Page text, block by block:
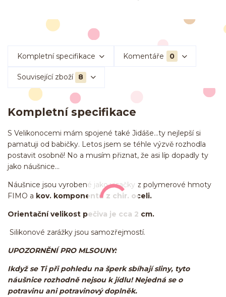
Kompletní specifikace Komentáře 0
Související zboží 8
Kompletní specifikace
S Velikonocemi mám spojené také Jidáše...ty nejlepší si
pamatuji od babičky. Letos jsem se téhle výzvě rozhodla
postavit osobně! No a musím přiznat, že asi líp dopadly ty
jako náušnice...
Náušnice jsou vyrobené jako visačky z polymerové hmoty
FIMO a kov. komponentů z chir. oceli.
Orientační velikost pečiva je cca 2 cm.
Silikonové zarážky jsou samozřejmostí.
UPOZORNĚNÍ PRO MLSOUNY:
Ikdyž se Ti při pohledu na šperk sbíhají sliny, tyto
náušnice rozhodně nejsou k jídlu! Nejedná se o
potravinu ani potravinový doplněk.